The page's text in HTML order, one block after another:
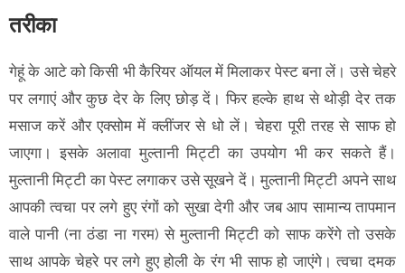
तरीका
गेहूं के आटे को किसी भी कैरियर ऑयल में मिलाकर पेस्ट बना लें। उसे चेहरे
पर लगाएं और कुछ देर के लिए छोड़ दें। फिर हल्के हाथ से थोड़ी देर तक
मसाज करें और एक्सोम में क्लींजर से धो लें। चेहरा पूरी तरह से साफ हो
जाएगा। इसके अलावा मुल्तानी मिट्टी का उपयोग भी कर सकते हैं।
मुल्तानी मिट्टी का पेस्ट लगाकर उसे सूखने दें। मुल्तानी मिट्टी अपने साथ
आपकी त्वचा पर लगे हुए रंगों को सुखा देगी और जब आप सामान्य तापमान
वाले पानी (ना ठंडा ना गरम) से मुल्तानी मिट्टी को साफ करेंगे तो उसके
साथ आपके चेहरे पर लगे हुए होली के रंग भी साफ हो जाएंगे। त्वचा दमक